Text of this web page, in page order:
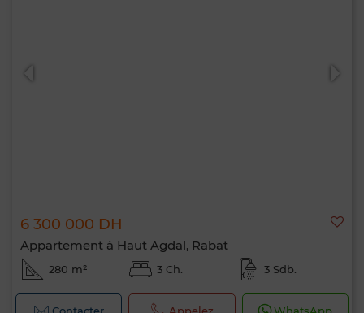
6 300 000 DH
Appartement à Haut Agdal, Rabat
280 m² 3 Ch. 3 Sdb.